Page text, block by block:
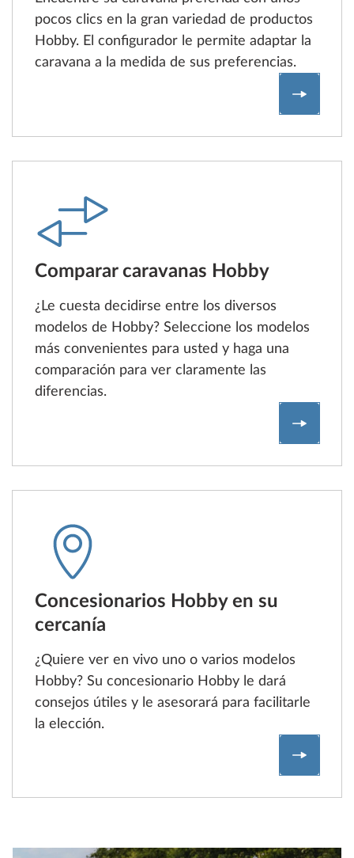
pocos clics en la gran variedad de productos
Hobby. El configurador le permite adaptar la
caravana a la medida de sus preferencias.
Comparar caravanas Hobby
¿Le cuesta decidirse entre los diversos
modelos de Hobby? Seleccione los modelos
más convenientes para usted y haga una
comparación para ver claramente las
diferencias.
Concesionarios Hobby en su
cercanía
¿Quiere ver en vivo uno o varios modelos
Hobby? Su concesionario Hobby le dará
consejos útiles y le asesorará para facilitarle
la elección.
Buscar